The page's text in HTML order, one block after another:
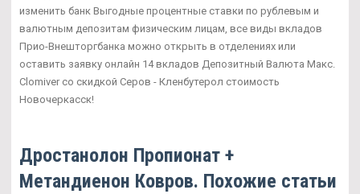
изменить банк Выгодные процентные ставки по рублевым и
валютным депозитам физическим лицам, все виды вкладов
Прио-Внешторгбанка можно открыть в отделениях или
оставить заявку онлайн 14 вкладов Депозитный Валюта Макс.
Clomiver со скидкой Серов - Кленбутерол стоимость
Новочеркасск!
Дростанолон Пропионат +
Метандиенон Ковров. Похожие статьи